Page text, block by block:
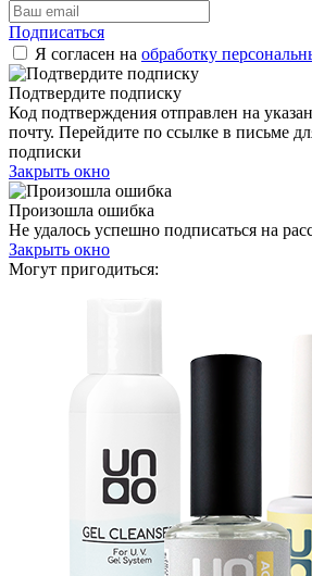
Подписаться
Я согласен на обработку
Подтвердите подписку
Код подтверждения отправлен на
почту. Перейдите по ссылке в письме
подписки
Закрыть окно
Произошла ошибка
Не удалось успешно подписаться на
Закрыть окно
Могут пригодиться: